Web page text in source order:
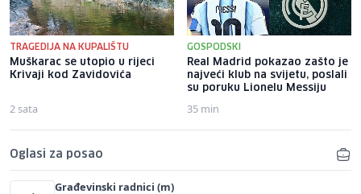
TRAGEDIJA NA KUPALIŠTU
Muškarac se utopio u rijeci
Krivaji kod Zavidovića
2 sata
GOSPODSKI
Real Madrid pokazao zašto je
najveći klub na svijetu, poslali
su poruku Lionelu Messiju
35 min
Oglasi za posao
Građevinski radnici (m)